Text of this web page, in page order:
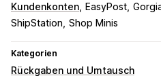
Kundenkonten EasyPost
ShipStation Shop Minis
Kategorien
Rückgaben und Umtausch